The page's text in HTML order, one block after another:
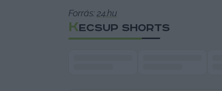
Forrás: 24.hu
KECSUP SHORTS